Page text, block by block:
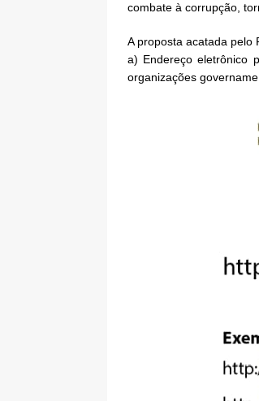
combate à corrupção,
A proposta acatada pelo
a) Endereço eletrônico
organizações